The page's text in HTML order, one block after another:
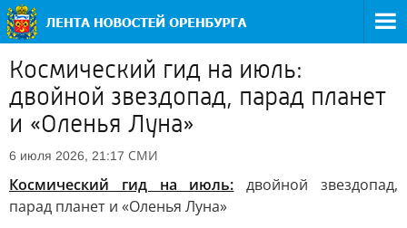
Космический гид на июль:
двойной звездопад, парад планет
и «Оленья Луна»
6 июля 2026, 21:17 СМИ
Космический гид на июль: двойной звездопад,
парад планет и «Оленья Луна»